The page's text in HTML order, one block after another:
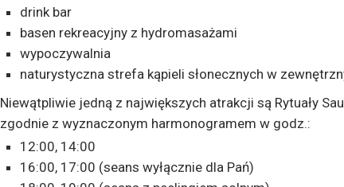
drink bar
basen rekreacyjny z hydromasażami
wypoczywalnia
naturystyczna strefa kąpieli słonecznych w
Niewątpliwie jedną z największych atrakcji są Rytuały
zgodnie z wyznaczonym harmonogramem w godz.:
12:00, 14:00
16:00, 17:00 (seans wyłącznie dla Pań)